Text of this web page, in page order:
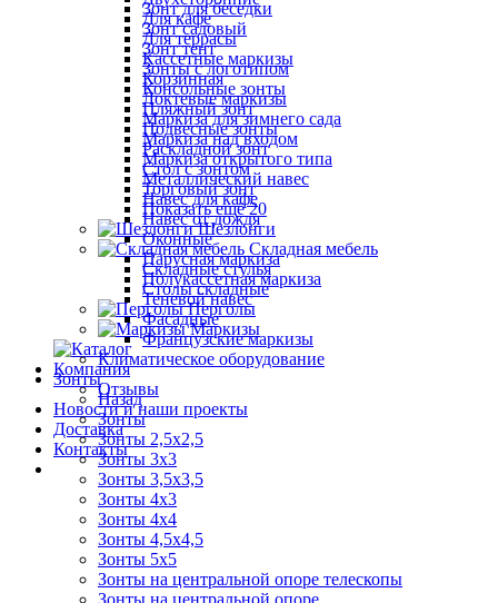
Зонт для беседки
Зонт садовый
Зонт тент
Зонты с логотипом
Консольные зонты
Пляжный зонт
Подвесные зонты
Раскладной зонт
Стол с зонтом
Торговый зонт
Показать ещё 20
Шезлонги
Складная мебель
Складные стулья
Столы складные
Перголы
Маркизы
Компания
Отзывы
Новости и наши проекты
Доставка
Контакты
Для кафе
Для террасы
Кассетные маркизы
Корзинная
Локтевые маркизы
Маркиза для зимнего сада
Маркиза над входом
Маркиза открытого типа
Металлический навес
Навес для кафе
Навес от дождя
Оконные
Парусная маркиза
Полукассетная маркиза
Теневой навес
Фасадные
Французские маркизы
Климатическое оборудование
Зонты
Назад
Зонты
Зонты 2,5х2,5
Зонты 3х3
Зонты 3,5х3,5
Зонты 4х3
Зонты 4х4
Зонты 4,5х4,5
Зонты 5х5
Зонты на центральной опоре телескопы
Зонты на центральной опоре